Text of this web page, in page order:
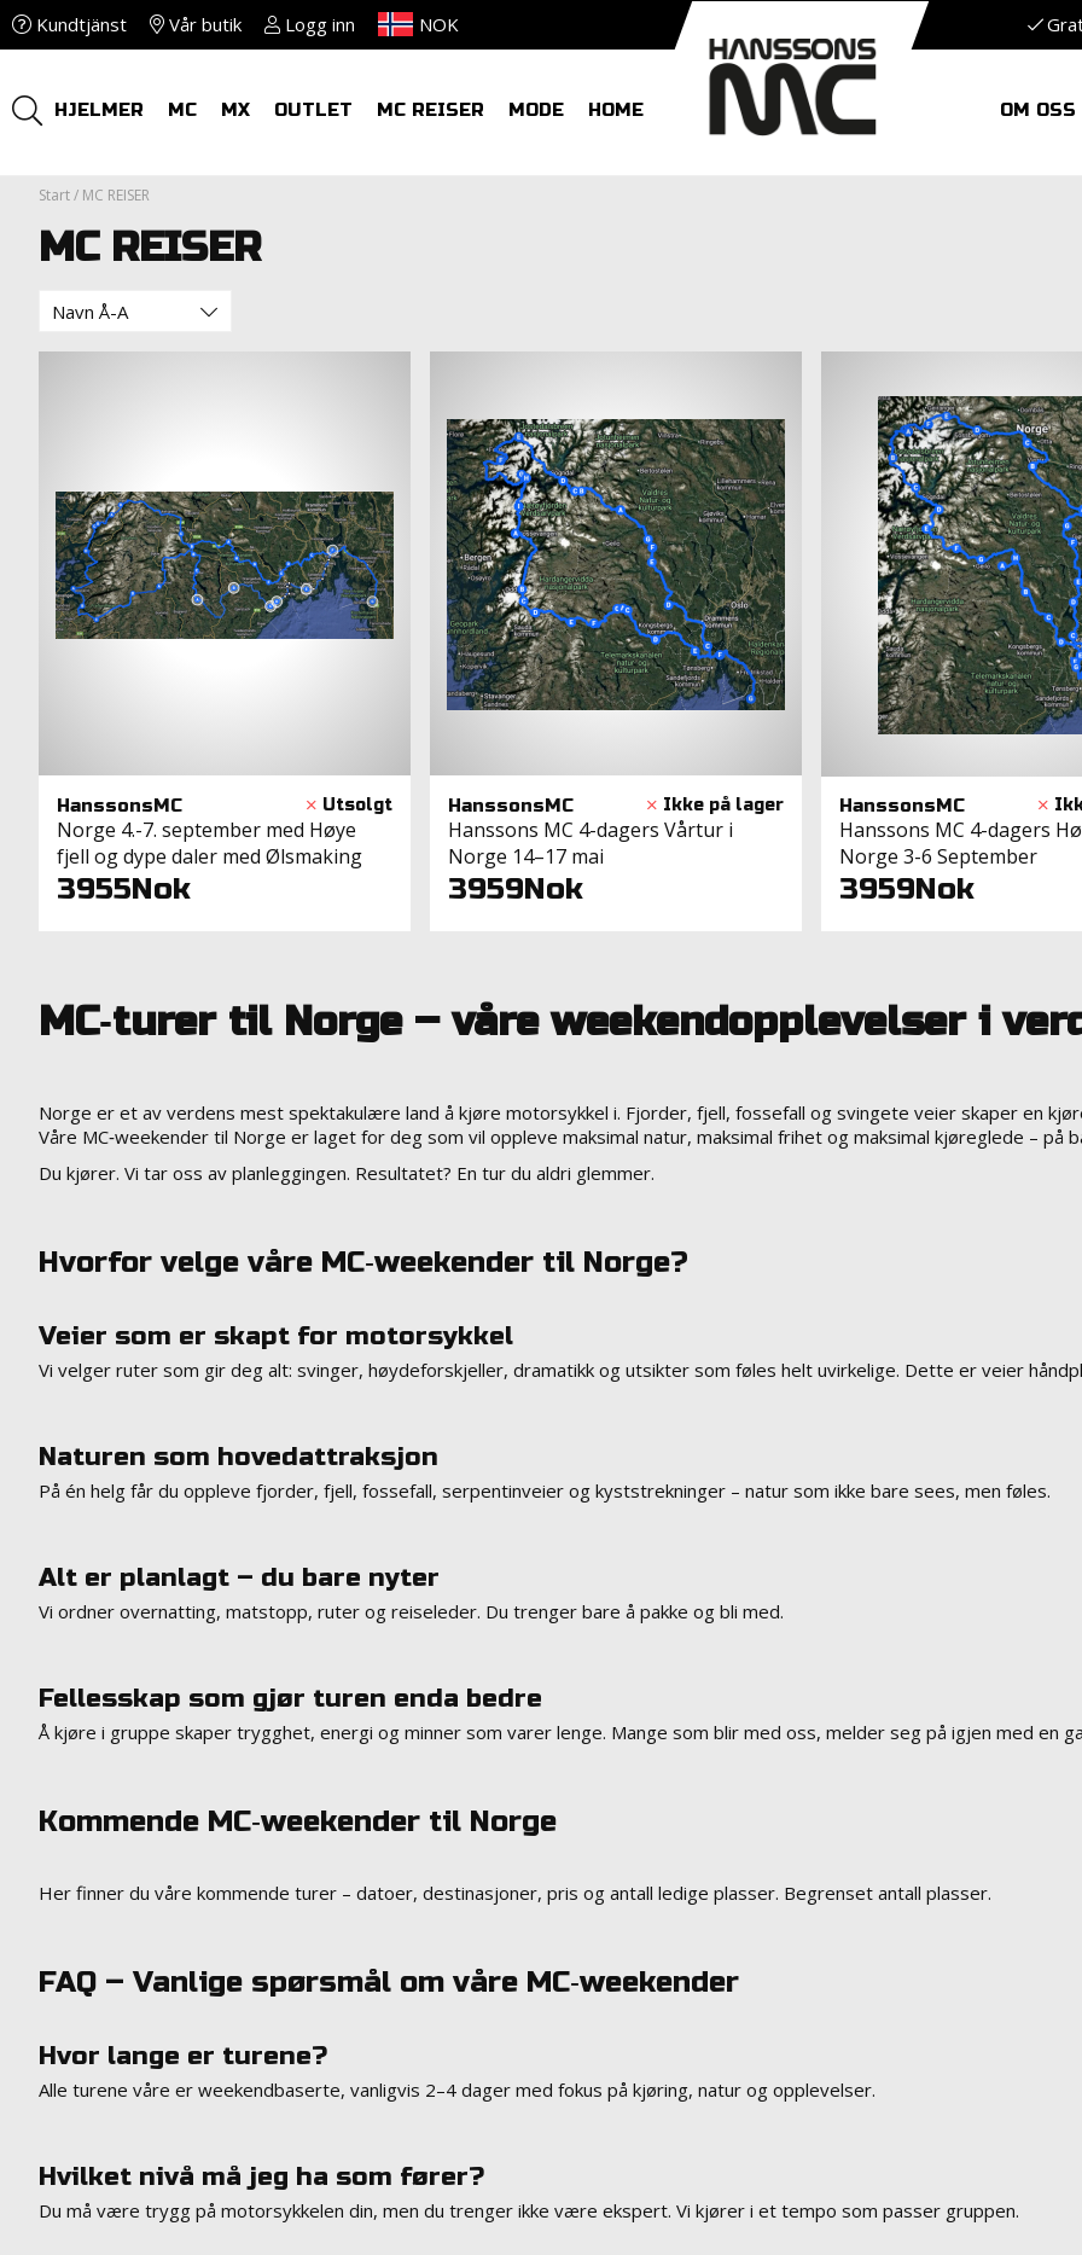
Kundtjänst Vår butik Logg inn NOK
HJELMER MC MX OUTLET MC REISER MODE HOME OM OSS
Start/ MC REISER
MC REISER
Navn Å-A
HanssonsMC
Norge 4.-7. september med Høye
fjell og dype daler med Ølsmaking
3955Nok
HanssonsMC
Hanssons MC 4-dagers Vårtur i
Norge 14–17 mai
3959Nok
HanssonsMC
Hanssons MC 4-dagers
Norge 3-6 September
3959Nok
MC‑turer til Norge – våre weekendopplevelser i
Norge er et av verdens mest spektakulære land å kjøre motorsykkel i. Fjorder, fjell, fossefall og svingete veier skaper en
Våre MC‑weekender til Norge er laget for deg som vil oppleve maksimal natur, maksimal frihet og maksimal kjøreglede – på
Du kjører. Vi tar oss av planleggingen. Resultatet? En tur du aldri glemmer.
Hvorfor velge våre MC‑weekender til Norge?
Veier som er skapt for motorsykkel
Vi velger ruter som gir deg alt: svinger, høydeforskjeller, dramatikk og utsikter som føles helt uvirkelige. Dette er veier
Naturen som hovedattraksjon
På én helg får du oppleve fjorder, fjell, fossefall, serpentinveier og kyststrekninger – natur som ikke bare sees, men føles.
Alt er planlagt – du bare nyter
Vi ordner overnatting, matstopp, ruter og reiseleder. Du trenger bare å pakke og bli med.
Fellesskap som gjør turen enda bedre
Å kjøre i gruppe skaper trygghet, energi og minner som varer lenge. Mange som blir med oss, melder seg på igjen med en
Kommende MC‑weekender til Norge
Her finner du våre kommende turer – datoer, destinasjoner, pris og antall ledige plasser. Begrenset antall plasser.
FAQ – Vanlige spørsmål om våre MC‑weekender
Hvor lange er turene?
Alle turene våre er weekendbaserte, vanligvis 2–4 dager med fokus på kjøring, natur og opplevelser.
Hvilket nivå må jeg ha som fører?
Du må være trygg på motorsykkelen din, men du trenger ikke være ekspert. Vi kjører i et tempo som passer gruppen.